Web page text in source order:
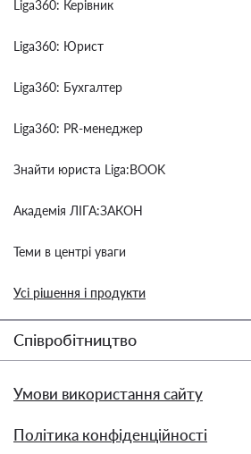
Liga360: Керівник
Liga360: Юрист
Liga360: Бухгалтер
Liga360: PR-менеджер
Знайти юриста Liga:BOOK
Академія ЛІГА:ЗАКОН
Теми в центрі уваги
Усі рішення і продукти
Співробітництво
Умови використання сайту
Політика конфіденційності